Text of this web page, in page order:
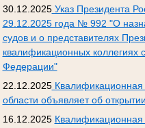
30.12.2025Указ Президента
29.12.2025 года № 992 "О
судов и о представителях
квалификационных коллегиях
Федерации"
22.12.2025Квалификационная
области объявляет об
16.12.2025 Квалификационная